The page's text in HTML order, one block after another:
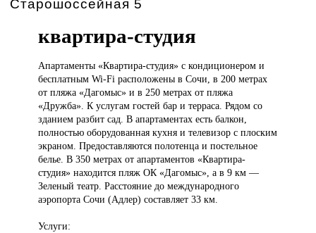
Старошоссейная 5
квартира-студия
Апартаменты «Квартира-студия»с кондиционером и
бесплатным Wi-Fi расположены в Сочи, в 200 метрах
от пляжа «Дагомыс» и в 250 метрах от пляжа
«Дружба». К услугам гостей бар и терраса. Рядом со
зданием разбит сад. В апартаментах есть балкон,
полностью оборудованная кухня и телевизор с плоским
экраном. Предоставляются полотенца и постельное
белье. В 350 метрах от апартаментов «Квартира-
студия» находится пляж ОК «Дагомыс», а в 9 км —
Зеленый театр. Расстояние до международного
аэропорта Сочи (Адлер) составляет 33 км.
Услуги: